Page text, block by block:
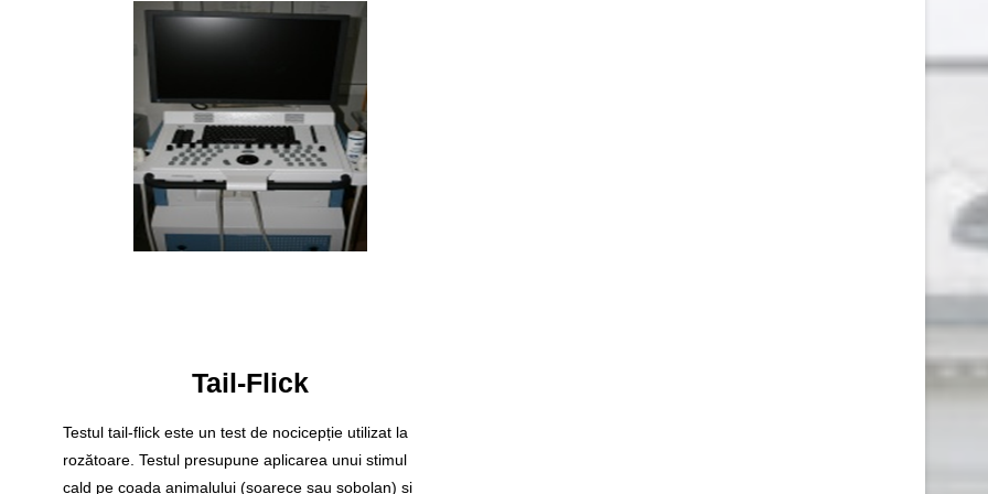
Tail-Flick
Testul tail-flick este un test de nocicepție utilizat la
rozătoare. Testul presupune aplicarea unui stimul
cald pe coada animalului (șoarece sau șobolan) și